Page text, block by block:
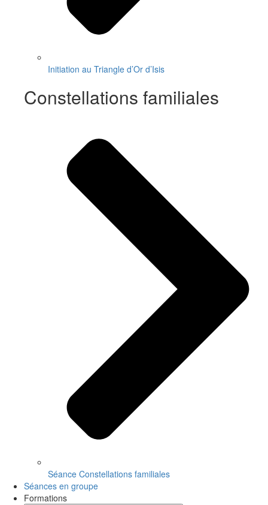
Initiation au Triangle d’Or d’Isis
Constellations familiales
Séance Constellations familiales
Séances en groupe
Formations